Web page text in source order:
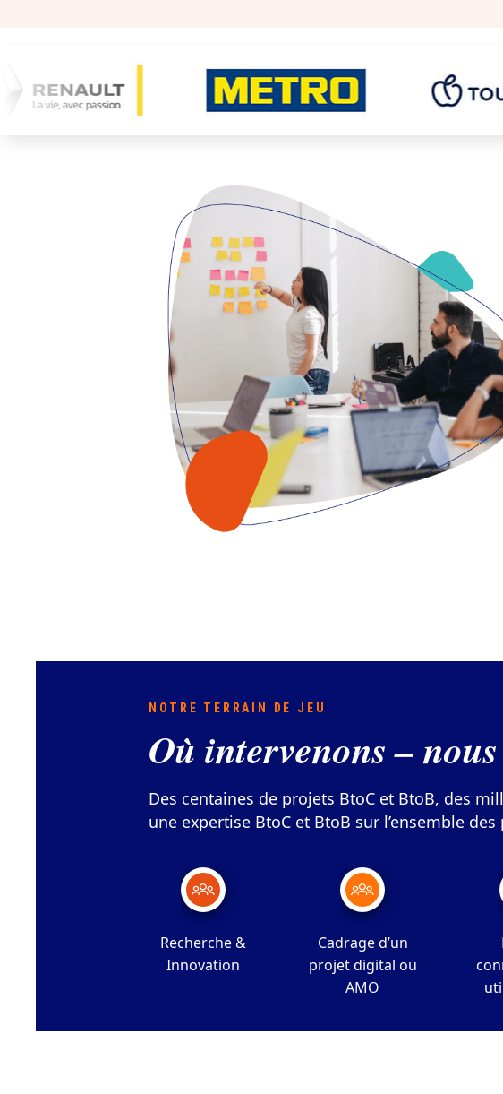
NOTRE TERRAIN DE JEU
Où intervenons –
Des centaines de projets BtoC et BtoB, des
une expertise BtoC et BtoB sur l’ensemble des
Recherche &
Innovation
Cadrage d’un
projet digital ou
AMO